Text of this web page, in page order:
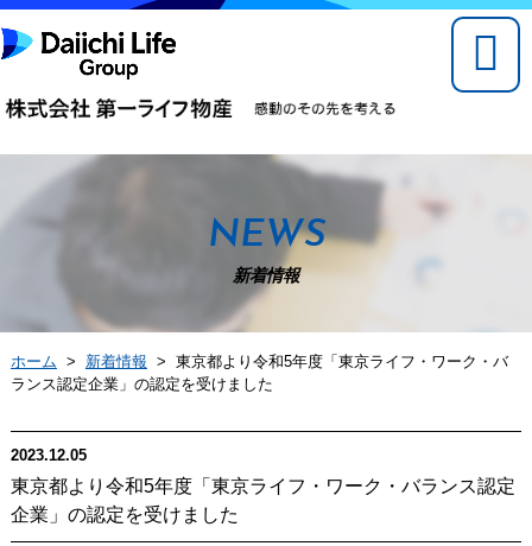
NEWS
新着情報
ホーム > 新着情報 > 東京都より令和5年度「東京ライフ・ワーク・バ
ランス認定企業」の認定を受けました
2023.12.05
東京都より令和5年度「東京ライフ・ワーク・バランス認定
企業」の認定を受けました